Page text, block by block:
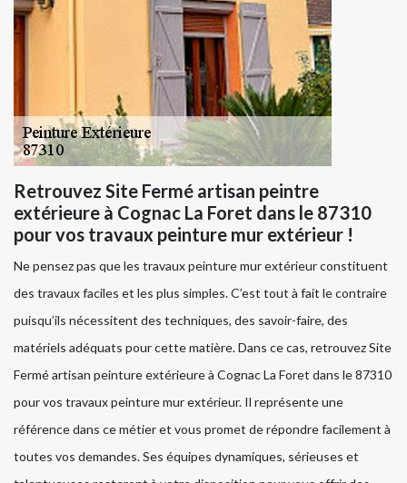
Retrouvez Site Fermé artisan peintre
extérieure à Cognac La Foret dans le 87310
pour vos travaux peinture mur extérieur !
Ne pensez pas que les travaux peinture mur extérieur constituent
des travaux faciles et les plus simples. C’est tout à fait le contraire
puisqu’ils nécessitent des techniques, des savoir-faire, des
matériels adéquats pour cette matière. Dans ce cas, retrouvez Site
Fermé artisan peinture extérieure à Cognac La Foret dans le 87310
pour vos travaux peinture mur extérieur. Il représente une
référence dans ce métier et vous promet de répondre facilement à
toutes vos demandes. Ses équipes dynamiques, sérieuses et